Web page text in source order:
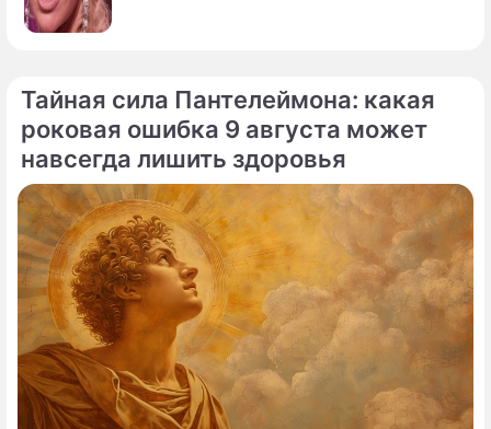
Тайная сила Пантелеймона: какая
роковая ошибка 9 августа может
навсегда лишить здоровья